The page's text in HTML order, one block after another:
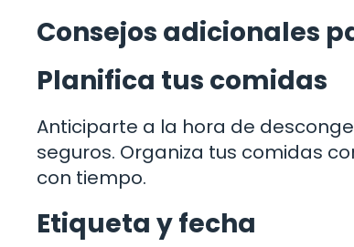
Consejos adicionales
Planifica tus comidas
Anticiparte a la hora de
seguros. Organiza tus comidas
con tiempo.
Etiqueta y fecha